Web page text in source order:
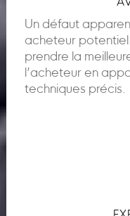
Un défaut
acheteur
prendre la
l’acheteur en
techniques précis.